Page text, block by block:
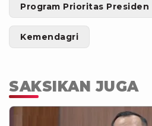
Program Prioritas Presiden
Kemendagri
SAKSIKAN JUGA